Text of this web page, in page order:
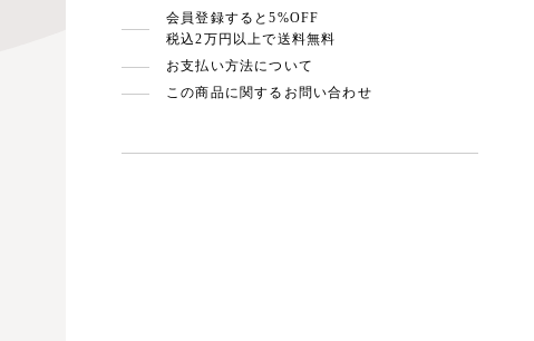
会員登録すると5%OFF
税込2万円以上で送料無料
お支払い方法について
この商品に関するお問い合わせ